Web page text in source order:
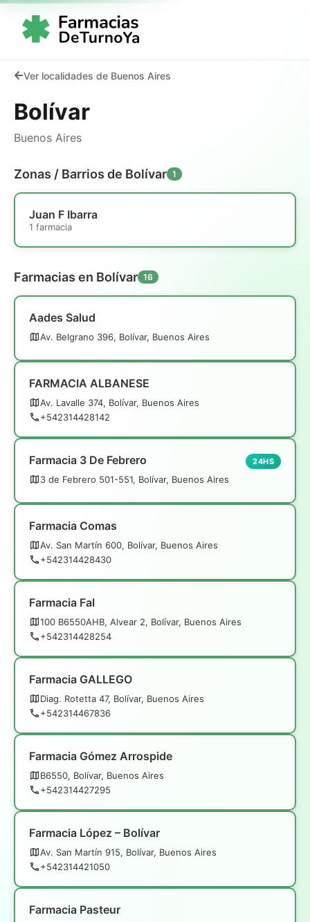
Ver localidades de Buenos Aires
Bolívar
Buenos Aires
Zonas / Barrios de Bolívar 1
Juan F Ibarra
1 farmacia
Farmacias en Bolívar 16
Aades Salud
Av. Belgrano 396, Bolívar, Buenos Aires
FARMACIA ALBANESE
Av. Lavalle 374, Bolívar, Buenos Aires
+542314428142
Farmacia 3 De Febrero
3 de Febrero 501-551, Bolívar, Buenos Aires
24HS
Farmacia Comas
Av. San Martín 600, Bolívar, Buenos Aires
+542314428430
Farmacia Fal
100 B6550AHB, Alvear 2, Bolívar, Buenos Aires
+542314428254
Farmacia GALLEGO
Diag. Rotetta 47, Bolívar, Buenos Aires
+542314467836
Farmacia Gómez Arrospide
B6550, Bolívar, Buenos Aires
+542314427295
Farmacia López – Bolívar
Av. San Martín 915, Bolívar, Buenos Aires
+542314421050
Farmacia Pasteur